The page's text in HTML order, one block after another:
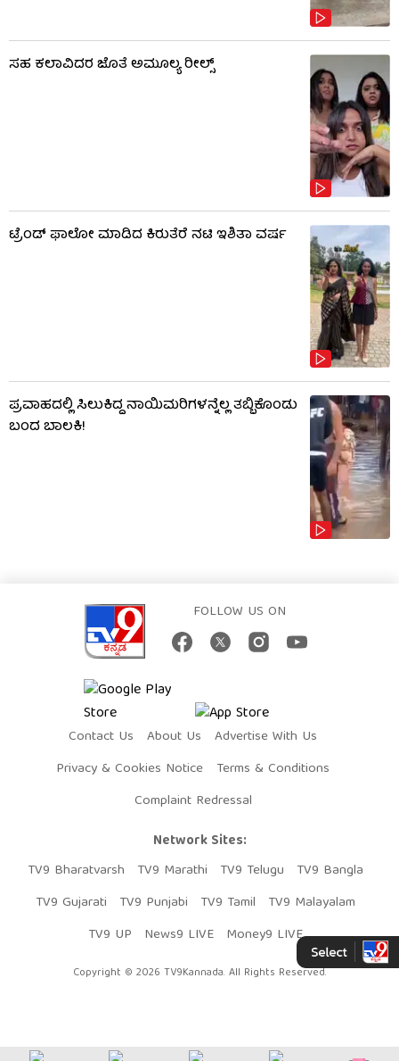
ಸಹ ಕಲಾವಿದರ ಜೊತೆ ಅಮೂಲ್ಯ ರೀಲ್ಸ್
ಟ್ರೆಂಡ್​​ ಫಾಲೋ ಮಾಡಿದ ಕಿರುತೆರೆ ನಟಿ ಇಶಿತಾ ವರ್ಷ
ಪ್ರವಾಹದಲ್ಲಿ ಸಿಲುಕಿದ್ದ ನಾಯಿಮರಿಗಳನ್ನೆಲ್ಲ ತಬ್ಬಿಕೊಂಡು
ಬಂದ ಬಾಲಕಿ!
FOLLOW US ON
Contact Us About Us
Advertise With Us
Privacy & Cookies Notice
Terms & Conditions
Complaint Redressal
Network Sites:
TV9 Bharatvarsh
TV9 Marathi TV9 Telugu
TV9 Bangla
TV9 Gujarati
TV9 Punjabi TV9 Tamil
TV9 Malayalam
TV9 UP
News9 LIVE Money9 LIVE
Copyright © 2026 TV9Kannada. All Rights Reserved.